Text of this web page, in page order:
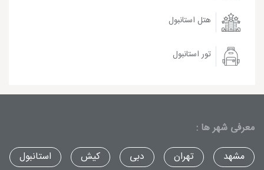
هتل استانبول
تور استانبول
معرفی شهر ها :
مشهد
تهران دبی کیش استانبول